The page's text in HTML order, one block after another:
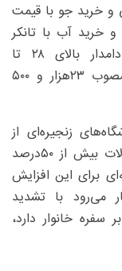
و خرید جو با قیمت
و خرید آب با تانکر
قیمت مصوب هرکیلوگرم شیرخام برای دامدار بالای ۲۸ تا
۲۹‌هزارتومان است که براین‌اساس قیمت مصوب ۲۳‌هزار و ۵۰۰
زنجیره‌ای از
ابتدای سال قیمت لبنیات در برخی محصولات بیش از ۵۰‌درصد
برای این افزایش
می‌رود با تشدید
خانوار دارد،